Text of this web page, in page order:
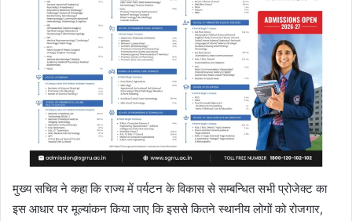
मुख्य सचिव ने कहा कि राज्य में पर्यटन के विकास से सम्बन्धित सभी प्रोजेक्ट का
इस आधार पर मूल्यांकन किया जाए कि इससे कितने स्थानीय लोगों को रोजगार,